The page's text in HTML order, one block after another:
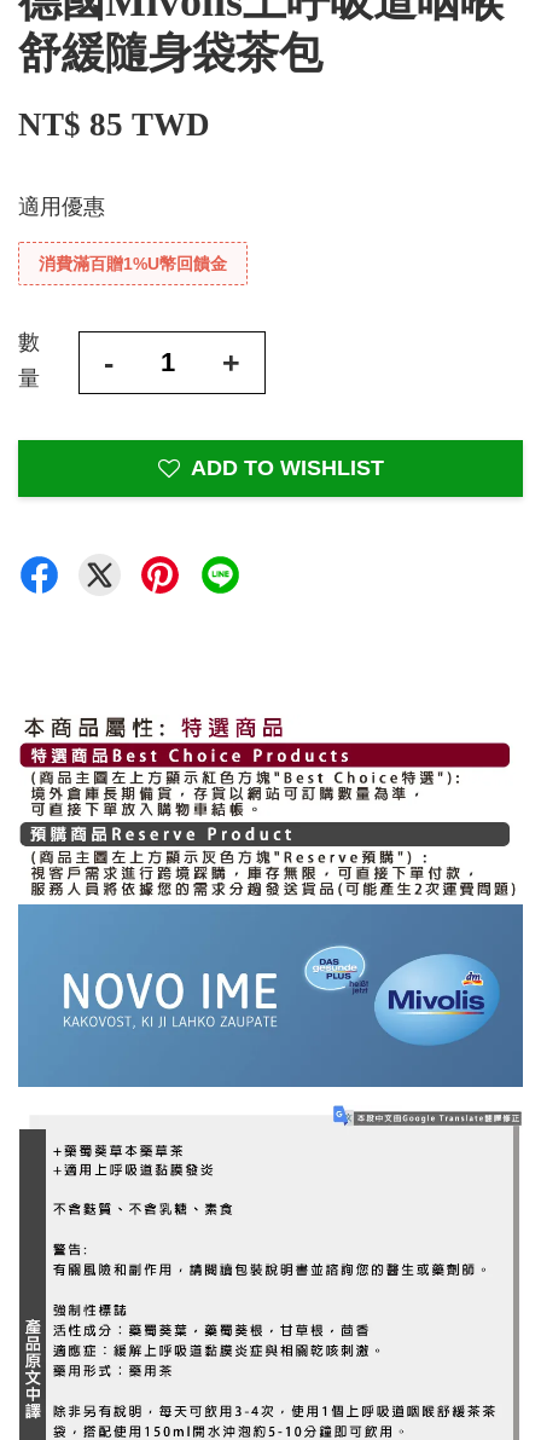
舒緩隨身袋茶包
NT$ 85 TWD
適用優惠
消費滿百贈1%U幣回饋金
數
量
- +
ADD TO WISHLIST